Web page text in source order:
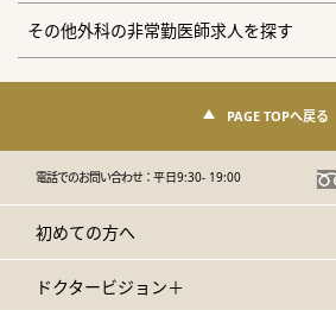
その他外科の非常勤医師求人を探す
PAGE TOPへ戻る
電話でのお問い合わせ：平日9:30- 19:00
初めての方へ
ドクタービジョン＋